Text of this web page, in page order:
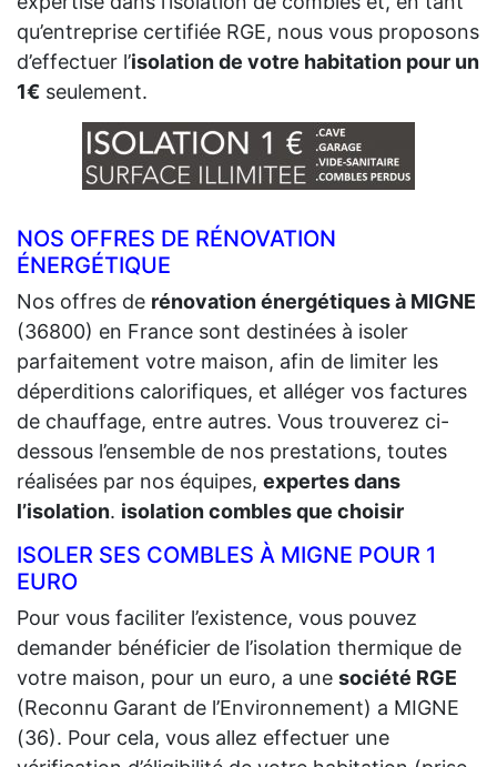
qu’entreprise certifiée RGE, nous vous proposons
d’effectuer l’isolation de votre habitation pour un
1€ seulement.
NOS OFFRES DE RÉNOVATION
ÉNERGÉTIQUE
Nos offres de rénovation énergétiques à MIGNE
(36800) en France sont destinées à isoler
parfaitement votre maison, afin de limiter les
déperditions calorifiques, et alléger vos factures
de chauffage, entre autres. Vous trouverez ci-
dessous l’ensemble de nos prestations, toutes
réalisées par nos équipes, expertes dans
l’isolation. isolation combles que choisir
ISOLER SES COMBLES À MIGNE POUR 1
EURO
Pour vous faciliter l’existence, vous pouvez
demander bénéficier de l’isolation thermique de
votre maison, pour un euro, a une société RGE
(Reconnu Garant de l’Environnement) a MIGNE
(36). Pour cela, vous allez effectuer une